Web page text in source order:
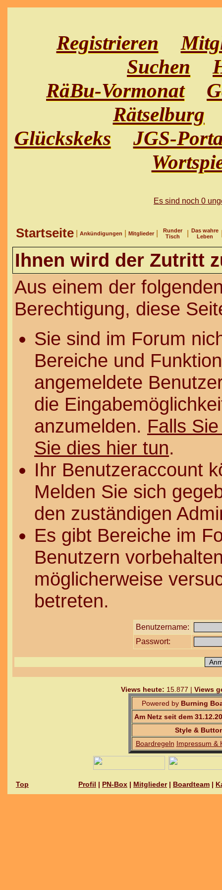
Registrieren
Suchen
RäBu-Vormonat
Rätselburg
Glückskeks
JGS-
Es sind noch 0
Startseite Ankündigungen Mitglieder
Runder
Tisch
Das wahre
Leben
Ihnen wird der Zutritt
Aus einem der
Berechtigung, diese
Sie sind im Forum
Bereiche und
angemeldete
die
anzumelden. Falls
Sie dies hier tun.
Ihr Benutzeraccount
Melden Sie sich
den zuständigen
Es gibt Bereiche im
Benutzern
möglicherweise
betreten.
Benutzername:
Passwort:
Views heute: 15.877 | Views
Powered by Burning
Am Netz seit dem
Style &
Boardregeln Impressum &
Top Profil | PN-Box | Mitglieder| Boardteam |